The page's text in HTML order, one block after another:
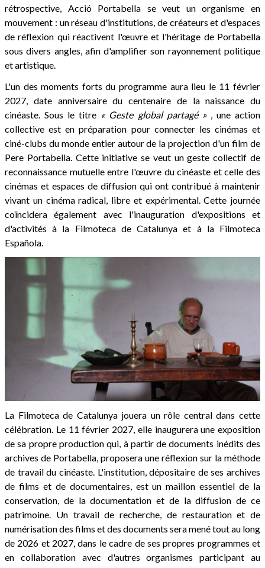
rétrospective, Acció Portabella se veut un organisme en
mouvement : un réseau d'institutions, de créateurs et d'espaces
de réflexion qui réactivent l'œuvre et l'héritage de Portabella
sous divers angles, afin d'amplifier son rayonnement politique
et artistique.
L'un des moments forts du programme aura lieu le 11 février
2027, date anniversaire du centenaire de la naissance du
cinéaste. Sous le titre « Geste global partagé », une action
collective est en préparation pour connecter les cinémas et
ciné-clubs du monde entier autour de la projection d'un film de
Pere Portabella. Cette initiative se veut un geste collectif de
reconnaissance mutuelle entre l'œuvre du cinéaste et celle des
cinémas et espaces de diffusion qui ont contribué à maintenir
vivant un cinéma radical, libre et expérimental. Cette journée
coïncidera également avec l'inauguration d'expositions et
d'activités à la Filmoteca de Catalunya et à la Filmoteca
Española.
La Filmoteca de Catalunya jouera un rôle central dans cette
célébration. Le 11 février 2027, elle inaugurera une exposition
de sa propre production qui, à partir de documents inédits des
archives de Portabella, proposera une réflexion sur la méthode
de travail du cinéaste. L'institution, dépositaire de ses archives
de films et de documentaires, est un maillon essentiel de la
conservation, de la documentation et de la diffusion de ce
patrimoine. Un travail de recherche, de restauration et de
numérisation des films et des documents sera mené tout au long
de 2026 et 2027, dans le cadre de ses propres programmes et
en collaboration avec d'autres organismes participant au